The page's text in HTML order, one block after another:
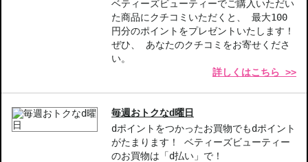
◇上記注意書き記載がある商品の合計金額が16666円以上の場合、
別途手数料が発生する場合があります。予めご了承ください。
◇1件のご注文でも倉庫が異なる場合や配送用箱の関係で荷物を分割
して配送する場合がございます。予めご了承ください。また、明細
書は分割してそれぞれの荷物に同梱されますが手数料等の変更はご
商品番号：10813024
JAN/UPC：887167498082
ベティーズビューティーでご購入いただい
た商品にクチコミいただくと、 最大100
円分のポイントをプレゼントいたします！
ぜひ、 あなたのクチコミをお寄せくださ
い。
詳しくはこちら >>
毎週おトクなd曜日
dポイントをつかったお買物でもdポイント
がたまります！ ベティーズビューティー
のお買物は「d払い」で！